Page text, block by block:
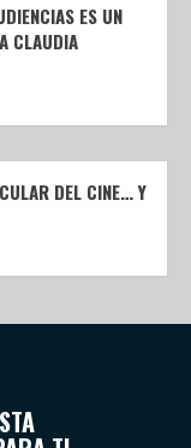
ES UN
CLAUDIA
DEL CINE… Y